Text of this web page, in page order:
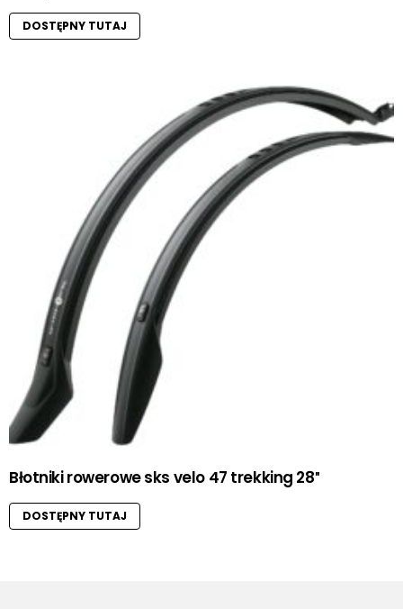
DOSTĘPNY TUTAJ
Błotniki rowerowe sks velo 47 trekking 28″
DOSTĘPNY TUTAJ